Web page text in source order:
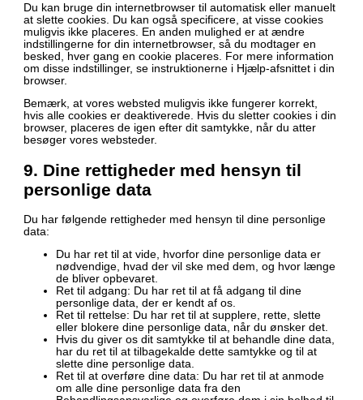
Du kan bruge din internetbrowser til automatisk eller manuelt
at slette cookies. Du kan også specificere, at visse cookies
muligvis ikke placeres. En anden mulighed er at ændre
indstillingerne for din internetbrowser, så du modtager en
besked, hver gang en cookie placeres. For mere information
om disse indstillinger, se instruktionerne i Hjælp-afsnittet i din
browser.
Bemærk, at vores websted muligvis ikke fungerer korrekt,
hvis alle cookies er deaktiverede. Hvis du sletter cookies i din
browser, placeres de igen efter dit samtykke, når du atter
besøger vores websteder.
9. Dine rettigheder med hensyn til
personlige data
Du har følgende rettigheder med hensyn til dine personlige
data:
Du har ret til at vide, hvorfor dine personlige data er
nødvendige, hvad der vil ske med dem, og hvor længe
de bliver opbevaret.
Ret til adgang: Du har ret til at få adgang til dine
personlige data, der er kendt af os.
Ret til rettelse: Du har ret til at supplere, rette, slette
eller blokere dine personlige data, når du ønsker det.
Hvis du giver os dit samtykke til at behandle dine data,
har du ret til at tilbagekalde dette samtykke og til at
slette dine personlige data.
Ret til at overføre dine data: Du har ret til at anmode
om alle dine personlige data fra den